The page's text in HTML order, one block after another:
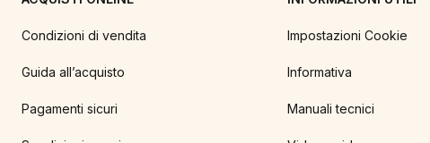
Condizioni di vendita
Guida all’acquisto
Pagamenti sicuri
Impostazioni Cookie
Informativa
Manuali tecnici